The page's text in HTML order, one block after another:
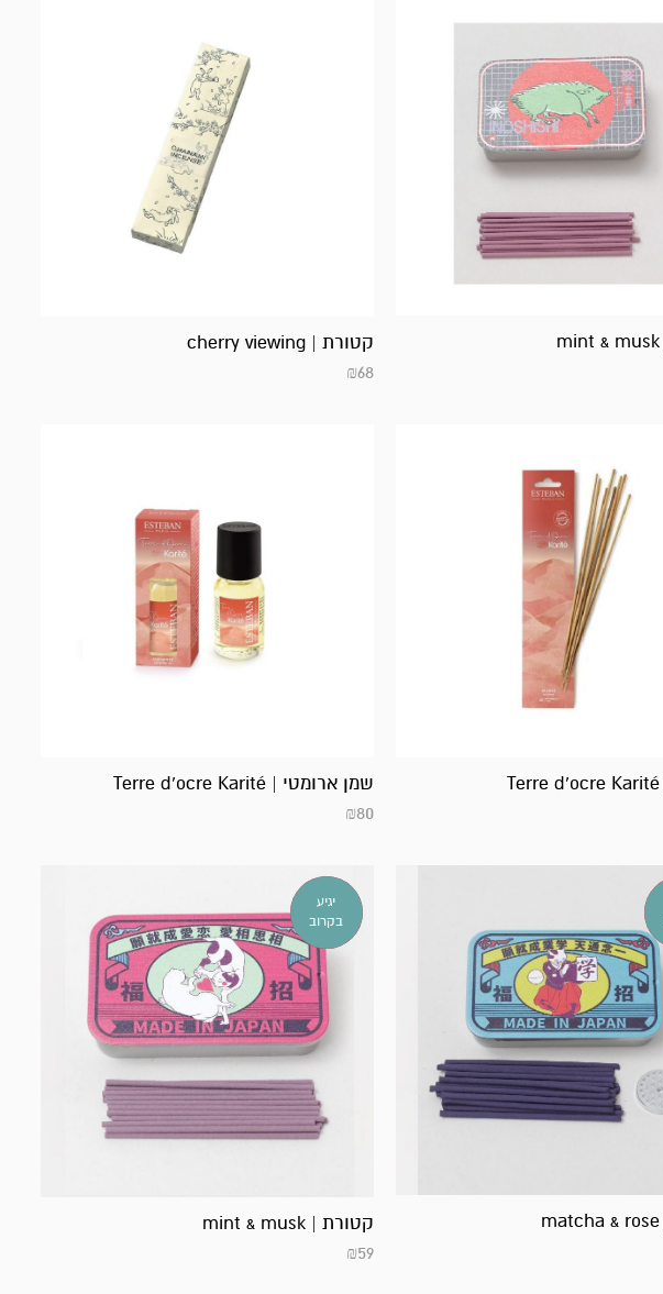
קטורת | cherry viewing
₪68
שמן ארומטי | Terre d’ocre Karité
₪80
יגיע
בקרוב
אזל
במלאי!
קטורת | mint & musk
₪59